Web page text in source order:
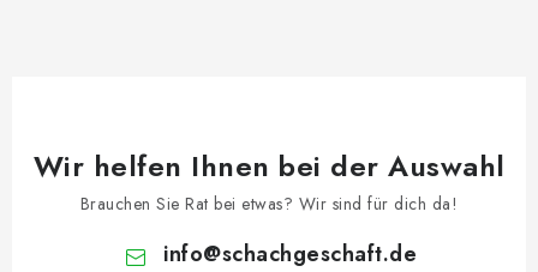
Wir helfen Ihnen bei der Auswahl
Brauchen Sie Rat bei etwas? Wir sind für dich da!
info@schachgeschaft.de